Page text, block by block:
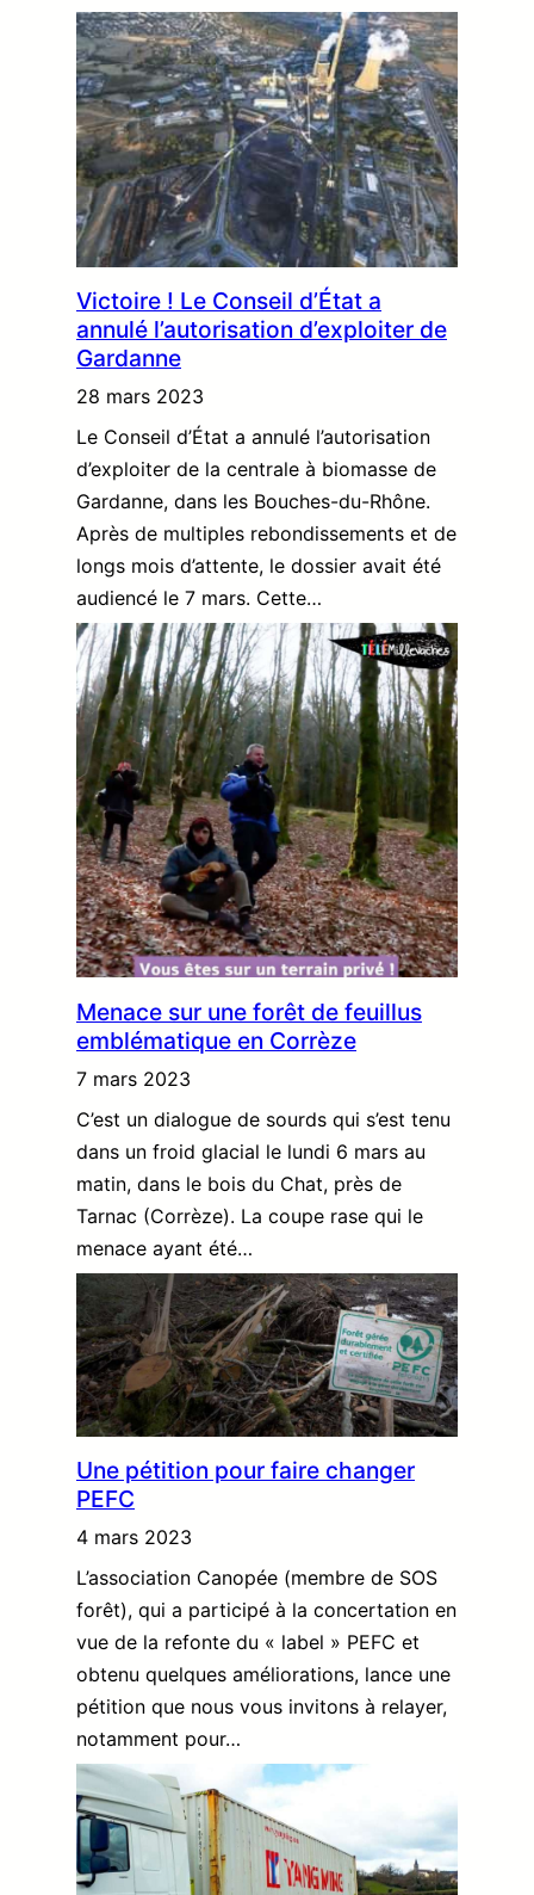
Victoire ! Le Conseil d’État a
annulé l’autorisation d’exploiter de
Gardanne
28 mars 2023
Le Conseil d’État a annulé l’autorisation
d’exploiter de la centrale à biomasse de
Gardanne, dans les Bouches-du-Rhône.
Après de multiples rebondissements et de
longs mois d’attente, le dossier avait été
audiencé le 7 mars. Cette…
Menace sur une forêt de feuillus
emblématique en Corrèze
7 mars 2023
C’est un dialogue de sourds qui s’est tenu
dans un froid glacial le lundi 6 mars au
matin, dans le bois du Chat, près de
Tarnac (Corrèze). La coupe rase qui le
menace ayant été…
Une pétition pour faire changer
PEFC
4 mars 2023
L’association Canopée (membre de SOS
forêt), qui a participé à la concertation en
vue de la refonte du « label » PEFC et
obtenu quelques améliorations, lance une
pétition que nous vous invitons à relayer,
notamment pour…